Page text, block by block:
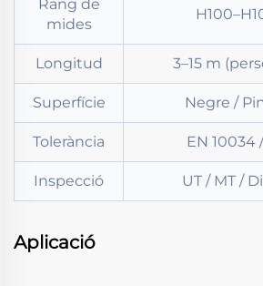
Rang de
mides
Longitud 3–15 m
Superfície Negre /
Tolerància EN 10034
Inspecció UT / MT /
Aplicació